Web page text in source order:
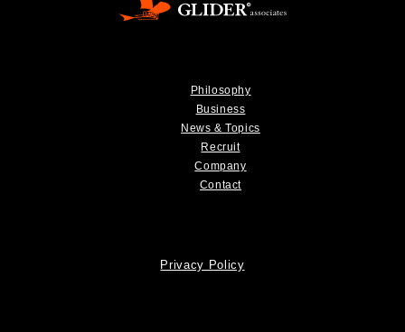
Philosophy
Business
News & Topics
Recruit
Company
Contact
Privacy Policy